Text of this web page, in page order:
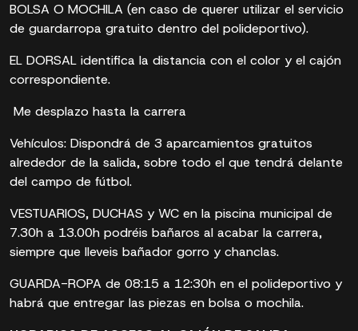
BOLSA O MOCHILA (en caso de querer utilizar el servicio
de guardarropa gratuito dentro del polideportivo).
EL DORSAL identifica la distancia con el color y el cajón
correspondiente.
Me desplazo hasta la carrera
Vehículos: Dispondrá de 3 aparcamientos gratuitos
alrededor de la salida, sobre todo el que tendrá delante
del campo de fútbol.
VESTUARIOS, DUCHAS y WC en la piscina municipal de
7.30h a 13.00h podréis bañaros al acabar la carrera,
siempre que lleveis bañador gorro y chanclas.
GUARDA-ROPA de 08:15 a 12:30h en el polideportivo y
habrá que entregar las piezas en bolsa o mochila.